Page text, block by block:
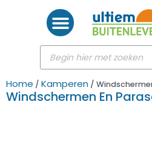
Home / Kamperen /
Windschermen En